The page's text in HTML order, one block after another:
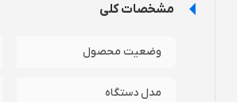
مشخصات کلی
وضعیت محصول
مدل دستگاه